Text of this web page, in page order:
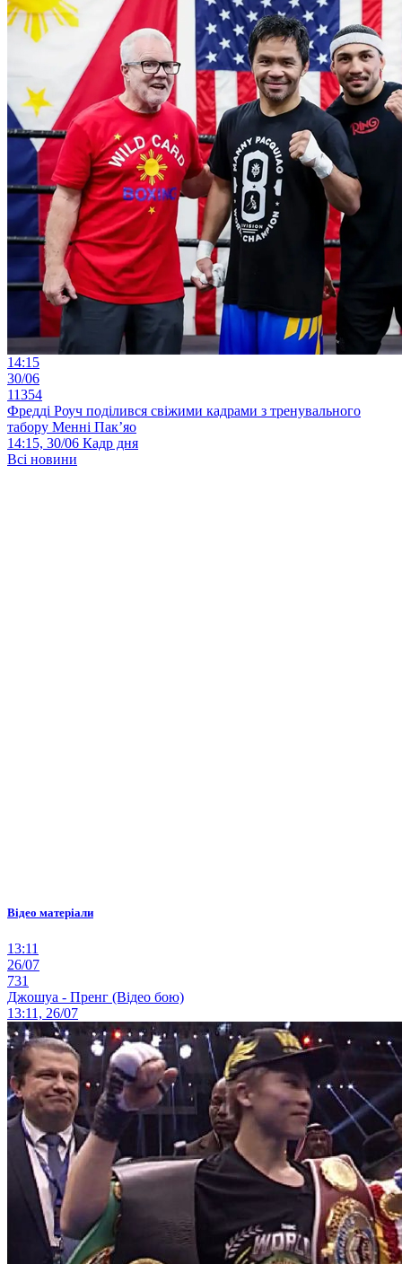
14:15
30/06
11354
Фредді Роуч поділився свіжими кадрами з тренувального
табору Менні Пак’яо
14:15, 30/06 Кадр дня
Всі новини
Відео матеріали
13:11
26/07
731
Джошуа - Пренг (Відео бою)
13:11, 26/07